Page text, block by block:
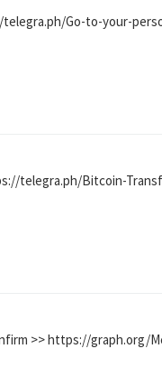
Go-to-your-
telegra.ph/Bitcoin-
>> https://graph.org/